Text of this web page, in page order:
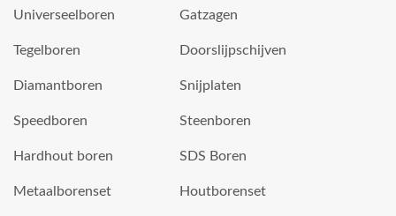
Universeelboren
Tegelboren
Diamantboren
Speedboren
Hardhout boren
Metaalborenset
Gatzagen
Doorslijpschijven
Snijplaten
Steenboren
SDS Boren
Houtborenset